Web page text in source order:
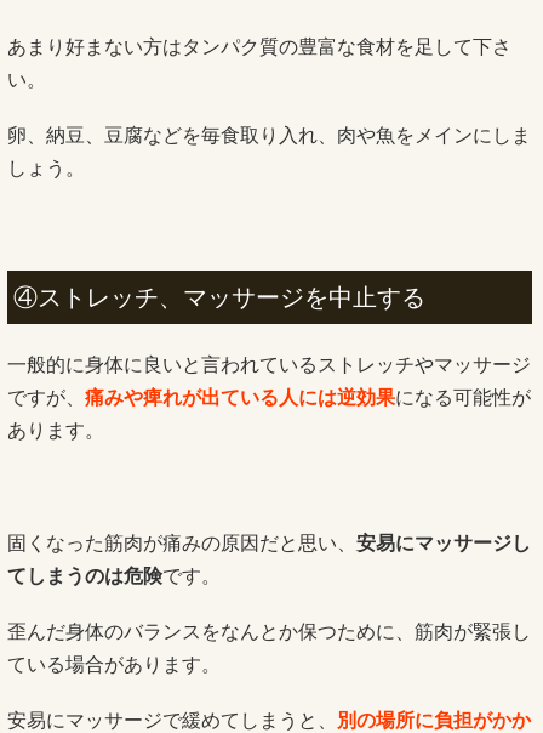
あまり好まない方はタンパク質の豊富な食材を足して下さ
い。
卵、納豆、豆腐などを毎食取り入れ、肉や魚をメインにしま
しょう。
④ストレッチ、マッサージを中止する
一般的に身体に良いと言われているストレッチやマッサージ
ですが、 痛みや痺れが出ている人には逆効果になる可能性が
あります。
固くなった筋肉が痛みの原因だと思い、 安易にマッサージし
てしまうのは危険です。
歪んだ身体のバランスをなんとか保つために、筋肉が緊張し
ている場合があります。
安易にマッサージで緩めてしまうと、
別の場所に負担がかか